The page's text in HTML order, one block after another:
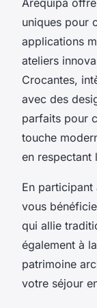
uniques pour
applications
ateliers
Crocantes,
avec des
parfaits pour
touche
en respectant
En participant
vous
qui allie
également à
patrimoine
votre séjour